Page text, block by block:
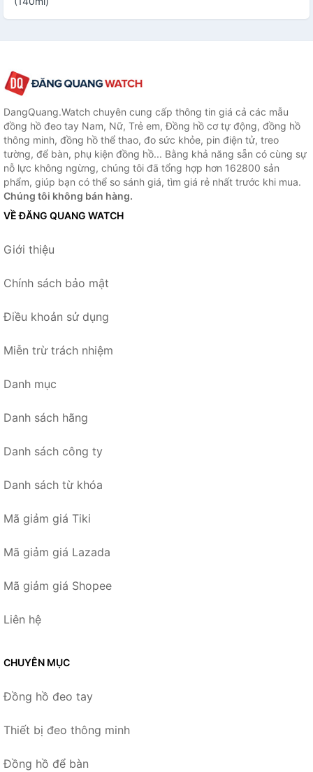
DangQuang.Watch chuyên cung cấp thông tin giá cả các mẫu
đồng hồ đeo tay Nam, Nữ, Trẻ em, Đồng hồ cơ tự động, đồng hồ
thông minh, đồng hồ thể thao, đo sức khỏe, pin điện tử, treo
tường, để bàn, phụ kiện đồng hồ... Bằng khả năng sẵn có cùng sự
nỗ lực không ngừng, chúng tôi đã tổng hợp hơn 162800 sản
phẩm, giúp bạn có thể so sánh giá, tìm giá rẻ nhất trước khi mua.
Chúng tôi không bán hàng.
VỀ ĐĂNG QUANG WATCH
Giới thiệu
Chính sách bảo mật
Điều khoản sử dụng
Miễn trừ trách nhiệm
Danh mục
Danh sách hãng
Danh sách công ty
Danh sách từ khóa
Mã giảm giá Tiki
Mã giảm giá Lazada
Mã giảm giá Shopee
Liên hệ
CHUYÊN MỤC
Đồng hồ đeo tay
Thiết bị đeo thông minh
Đồng hồ để bàn